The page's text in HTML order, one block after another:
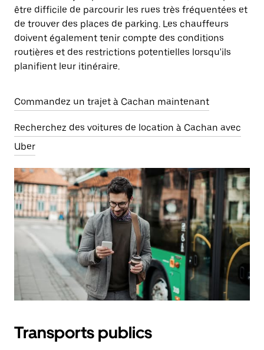
être difficile de parcourir les rues très fréquentées et
de trouver des places de parking. Les chauffeurs
doivent également tenir compte des conditions
routières et des restrictions potentielles lorsqu'ils
planifient leur itinéraire.
Commandez un trajet à Cachan maintenant
Recherchez des voitures de location à Cachan avec
Uber
Transports publics